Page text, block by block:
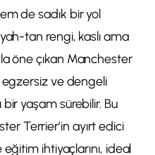
de sadık bir yol
tan rengi, kaslı ama
öne çıkan Manchester
ve dengeli
bir yaşam sürebilir. Bu
Terrier’in ayırt edici
ihtiyaçlarını, ideal